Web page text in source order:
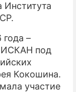
Института
–
ИСКАН под
Кокошина.
участие